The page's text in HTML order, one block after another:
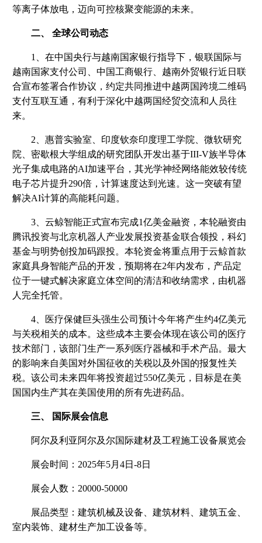
等离子体放电，迈向可控核聚变能源的未来。
二、 全球公司动态
1、在中国央行与越南国家银行指导下，银联国际与
越南国家支付公司、中国工商银行、越南外贸银行近日联
合宣布签署合作协议，约定共同推进中越两国跨境二维码
支付互联互通，有利于深化中越两国经贸交流和人员往
来。
2、惠普实验室、印度钦奈印度理工学院、微软研究
院、密歇根大学组成的研究团队开发出基于III-V族半导体
光子集成电路的AI加速平台，其光学神经网络能效较传统
电子芯片提升290倍，计算速度达到光速。这一突破有望
解决AI计算的高能耗问题。
3、云鲸智能正式宣布完成1亿美金融资，本轮融资由
腾讯投资与北京机器人产业发展投资基金联合领投，科幻
基金与明势创投加码跟投。本轮资金将重点用于云鲸首款
家庭具身智能产品的开发，预期将在2年内发布，产品定
位于一键式解决家庭立体空间的清洁和收纳需求，由机器
人完全托管。
4、医疗保健巨头强生公司预计今年将产生约4亿美元
与关税相关的成本。这些成本主要会体现在该公司的医疗
技术部门，该部门生产一系列医疗器械和手术产品。最大
的影响来自美国对外国征收的关税以及外国的报复性关
税。该公司未来四年将投资超过550亿美元，目标是在美
国国内生产其在美国使用的所有先进药品。
三、 国际展会信息
阿尔及利亚阿尔及尔国际建材及工程施工设备展览会
展会时间：2025年5月4日-8日
展会人数：20000-50000
展品类型：建筑机械及设备、建筑材料、建筑五金、
室内装饰、建材生产加工设备等。